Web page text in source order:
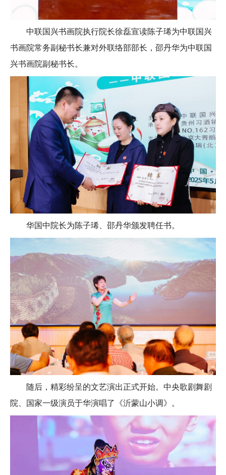
中联国兴书画院执行院长徐磊宣读陈子琋为中联国兴
书画院常务副秘书长兼对外联络部部长，邵丹华为中联国
兴书画院副秘书长。
华国中院长为陈子琋、邵丹华颁发聘任书。
随后，精彩纷呈的文艺演出正式开始。中央歌剧舞剧
院、国家一级演员于华演唱了《沂蒙山小调》。